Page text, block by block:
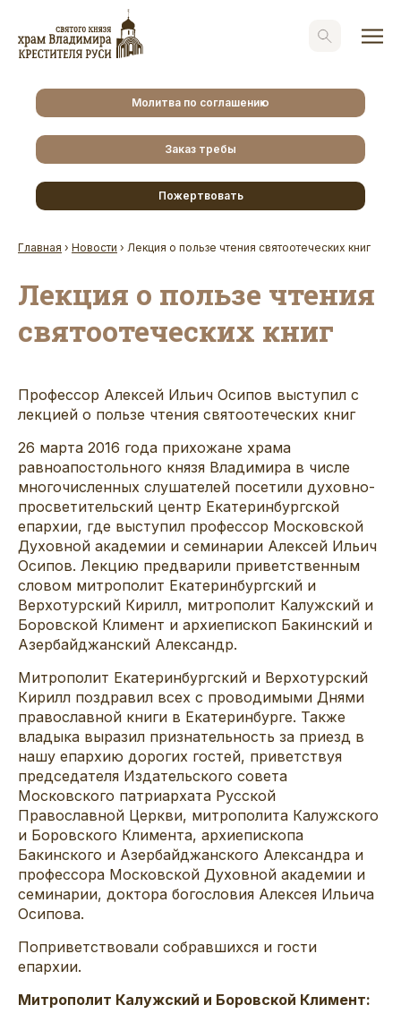
Молитва по соглашению
Заказ требы
Пожертвовать
Главная › Новости › Лекция о пользе чтения святоотеческих книг
Лекция о пользе чтения
святоотеческих книг
Профессор Алексей Ильич Осипов выступил с
лекцией о пользе чтения святоотеческих книг
26 марта 2016 года прихожане храма
равноапостольного князя Владимира в числе
многочисленных слушателей посетили духовно-
просветительский центр Екатеринбургской
епархии, где выступил профессор Московской
Духовной академии и семинарии Алексей Ильич
Осипов. Лекцию предварили приветственным
словом митрополит Екатеринбургский и
Верхотурский Кирилл, митрополит Калужский и
Боровской Климент и архиепископ Бакинский и
Азербайджанский Александр.
Митрополит Екатеринбургский и Верхотурский
Кирилл поздравил всех с проводимыми Днями
православной книги в Екатеринбурге. Также
владыка выразил признательность за приезд в
нашу епархию дорогих гостей, приветствуя
председателя Издательского совета
Московского патриархата Русской
Православной Церкви, митрополита Калужского
и Боровского Климента, архиепископа
Бакинского и Азербайджанского Александра и
профессора Московской Духовной академии и
семинарии, доктора богословия Алексея Ильича
Осипова.
Поприветствовали собравшихся и гости
епархии.
Митрополит Калужский и Боровской Климент: